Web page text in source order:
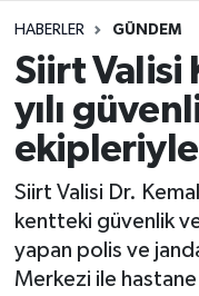
HABERLER GÜNDEM
Siirt Valisi
yılı
ekipleriyle
Siirt Valisi Dr. Kemal
kentteki güvenlik
yapan polis ve
Merkezi ile hastane
EKONOMİ
SPOR
İLÇELER
KÜLTÜR-
SAĞLIK-YAŞAM
Siirt Trafik
Süper Lig Puan
Tüm Manşetler
Son Dakika
Haber Arşivi